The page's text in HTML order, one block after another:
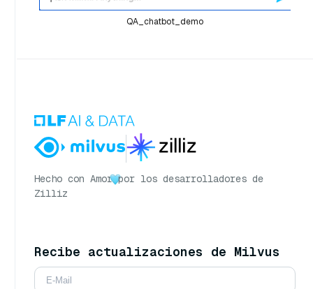
QA_chatbot_demo
Hecho con Amor por los desarrolladores de
Zilliz
Recibe actualizaciones de Milvus